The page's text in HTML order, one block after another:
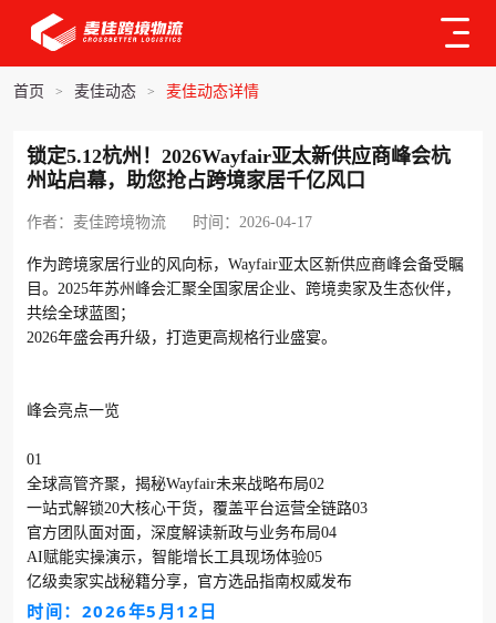
首页 > 麦佳动态 > 麦佳动态详情
锁定5.12杭州！2026Wayfair亚太新供应商峰会杭
州站启幕，助您抢占跨境家居千亿风口
作者：麦佳跨境物流 时间：2026-04-17
作为跨境家居行业的风向标，Wayfair亚太区新供应商峰会备受瞩
目。2025年苏州峰会汇聚全国家居企业、跨境卖家及生态伙伴，
共绘全球蓝图；
2026年盛会再升级，打造更高规格行业盛宴。
峰会亮点一览
01
全球高管齐聚，揭秘Wayfair未来战略布局02
一站式解锁20大核心干货，覆盖平台运营全链路03
官方团队面对面，深度解读新政与业务布局04
AI赋能实操演示，智能增长工具现场体验05
亿级卖家实战秘籍分享，官方选品指南权威发布
时间：2026年5月12日